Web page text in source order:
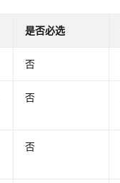
是否必选
否
否
否